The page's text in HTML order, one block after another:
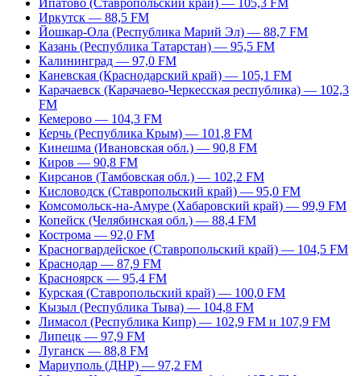
Ипатово (Ставропольский край) — 105,3 FM
Иркутск — 88,5 FM
Йошкар-Ола (Республика Марий Эл) — 88,7 FM
Казань (Республика Татарстан) — 95,5 FM
Калининград — 97,0 FM
Каневская (Краснодарский край) — 105,1 FM
Карачаевск (Карачаево-Черкесская республика) — 102,3
FM
Кемерово — 104,3 FM
Керчь (Республика Крым) — 101,8 FM
Кинешма (Ивановская обл.) — 90,8 FM
Киров — 90,8 FM
Кирсанов (Тамбовская обл.) — 102,2 FM
Кисловодск (Ставропольский край) — 95,0 FM
Комсомольск-на-Амуре (Хабаровский край) — 99,9 FM
Копейск (Челябинская обл.) — 88,4 FM
Кострома — 92,0 FM
Красногвардейское (Ставропольский край) — 104,5 FM
Краснодар — 87,9 FM
Красноярск — 95,4 FM
Курская (Ставропольский край) — 100,0 FM
Кызыл (Республика Тыва) — 104,8 FM
Лимасол (Республика Кипр) — 102,9 FM и 107,9 FM
Липецк — 97,9 FM
Луганск — 88,8 FM
Мариуполь (ДНР) — 97,2 FM